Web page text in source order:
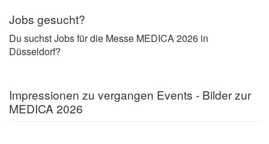
Jobs gesucht?
Du suchst Jobs für die Messe MEDICA 2026 in
Düsseldorf?
Impressionen zu vergangen Events - Bilder zur
MEDICA 2026